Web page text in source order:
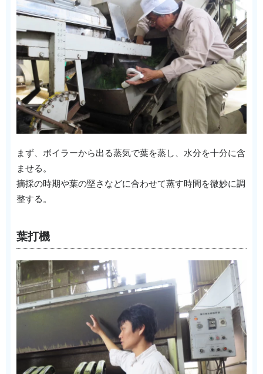
まず、ボイラーから出る蒸気で葉を蒸し、水分を十分に含
ませる。
摘採の時期や葉の堅さなどに合わせて蒸す時間を微妙に調
整する。
葉打機